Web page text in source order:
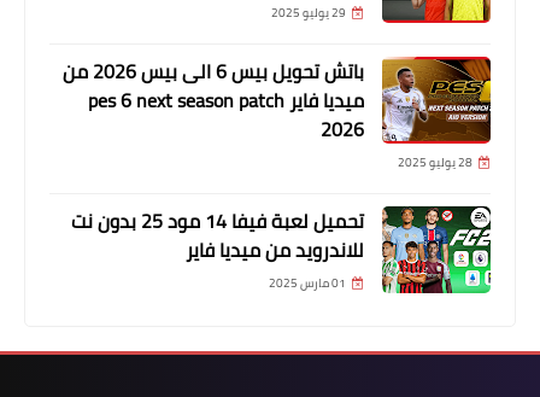
29 يوليو 2025
باتش تحويل بيس 6 الى بيس 2026 من
ميديا فاير pes 6 next season patch
2026
28 يوليو 2025
تحميل لعبة فيفا 14 مود 25 بدون نت
للاندرويد من ميديا فاير
01 مارس 2025